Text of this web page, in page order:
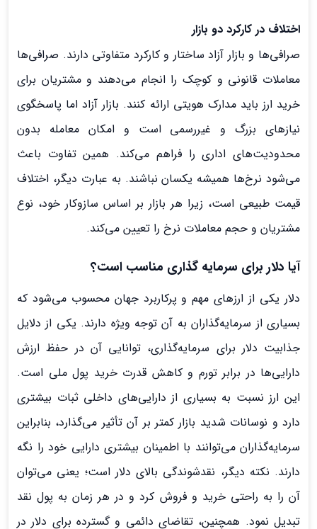
اختلاف در کارکرد دو بازار
صرافی‌ها و بازار آزاد ساختار و کارکرد متفاوتی دارند. صرافی‌ها
معاملات قانونی و کوچک را انجام می‌دهند و مشتریان برای
خرید ارز باید مدارک هویتی ارائه کنند. بازار آزاد اما پاسخگوی
نیازهای بزرگ و غیررسمی است و امکان معامله بدون
محدودیت‌های اداری را فراهم می‌کند. همین تفاوت باعث
می‌شود نرخ‌ها همیشه یکسان نباشند. به عبارت دیگر، اختلاف
قیمت طبیعی است، زیرا هر بازار بر اساس سازوکار خود، نوع
مشتریان و حجم معاملات نرخ را تعیین می‌کند.
آیا دلار برای سرمایه گذاری مناسب است؟
دلار یکی از ارزهای مهم و پرکاربرد جهان محسوب می‌شود که
بسیاری از سرمایه‌گذاران به آن توجه ویژه دارند. یکی از دلایل
جذابیت دلار برای سرمایه‌گذاری، توانایی آن در حفظ ارزش
دارایی‌ها در برابر تورم و کاهش قدرت خرید پول ملی است.
این ارز نسبت به بسیاری از دارایی‌های داخلی ثبات بیشتری
دارد و نوسانات شدید بازار کمتر بر آن تأثیر می‌گذارد، بنابراین
سرمایه‌گذاران می‌توانند با اطمینان بیشتری دارایی خود را نگه
دارند. نکته دیگر، نقدشوندگی بالای دلار است؛ یعنی می‌توان
آن را به راحتی خرید و فروش کرد و در هر زمان به پول نقد
تبدیل نمود. همچنین، تقاضای دائمی و گسترده برای دلار در